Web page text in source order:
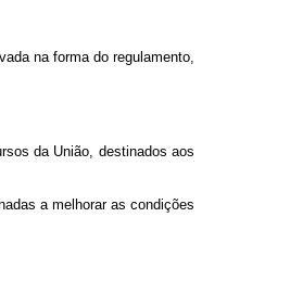
na forma do regulamento,
da União, destinados aos
a melhorar as condições